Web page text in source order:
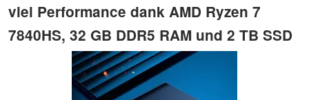
viel Performance dank AMD Ryzen 7
7840HS, 32 GB DDR5 RAM und 2 TB SSD